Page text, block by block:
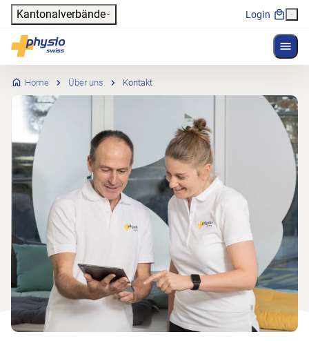
Header
Kantonalverbände Login
Physioswiss
Hauptnavigation
Home Über uns Kontakt